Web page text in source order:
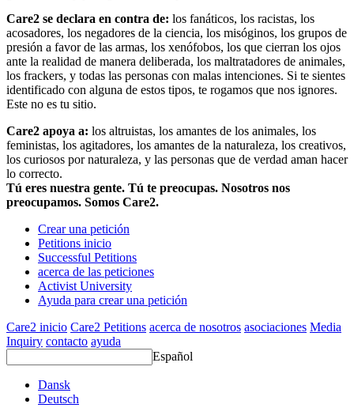
Care2 se declara en contra de: los fanáticos, los racistas, los
acosadores, los negadores de la ciencia, los misóginos, los grupos de
presión a favor de las armas, los xenófobos, los que cierran los ojos
ante la realidad de manera deliberada, los maltratadores de animales,
los frackers, y todas las personas con malas intenciones. Si te sientes
identificado con alguna de estos tipos, te rogamos que nos ignores.
Este no es tu sitio.
Care2 apoya a: los altruistas, los amantes de los animales, los
feministas, los agitadores, los amantes de la naturaleza, los creativos,
los curiosos por naturaleza, y las personas que de verdad aman hacer
lo correcto.
Tú eres nuestra gente. Tú te preocupas. Nosotros nos
preocupamos. Somos Care2.
Crear una petición
Petitions inicio
Successful Petitions
acerca de las peticiones
Activist University
Ayuda para crear una petición
Care2 inicio Care2 Petitions acerca de nosotros asociaciones Media
Inquiry contacto ayuda
Español
Dansk
Deutsch